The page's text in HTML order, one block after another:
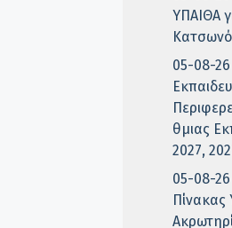
ΥΠΑΙΘΑ
05-08-
θμιας
2027,
05-08-26